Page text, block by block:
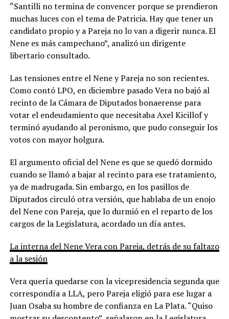
“Santilli no termina de convencer porque se prendieron
muchas luces con el tema de Patricia. Hay que tener un
candidato propio y a Pareja no lo van a digerir nunca. El
Nene es más campechano”, analizó un dirigente
libertario consultado.
Las tensiones entre el Nene y Pareja no son recientes.
Como contó LPO, en diciembre pasado Vera no bajó al
recinto de la Cámara de Diputados bonaerense para
votar el endeudamiento que necesitaba Axel Kicillof y
terminó ayudando al peronismo, que pudo conseguir los
votos con mayor holgura.
El argumento oficial del Nene es que se quedó dormido
cuando se llamó a bajar al recinto para ese tratamiento,
ya de madrugada. Sin embargo, en los pasillos de
Diputados circuló otra versión, que hablaba de un enojo
del Nene con Pareja, que lo durmió en el reparto de los
cargos de la Legislatura, acordado un día antes.
La interna del Nene Vera con Pareja, detrás de su faltazo
a la sesión
Vera quería quedarse con la vicepresidencia segunda que
correspondía a LLA, pero Pareja eligió para ese lugar a
Juan Osaba su hombre de confianza en La Plata. “Quiso